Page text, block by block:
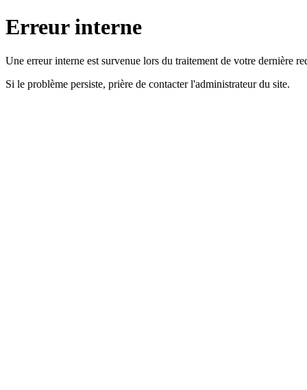
Erreur interne
Une erreur interne est survenue lors du traitement de votre dernière
Si le problème persiste, prière de contacter l'administrateur du site.